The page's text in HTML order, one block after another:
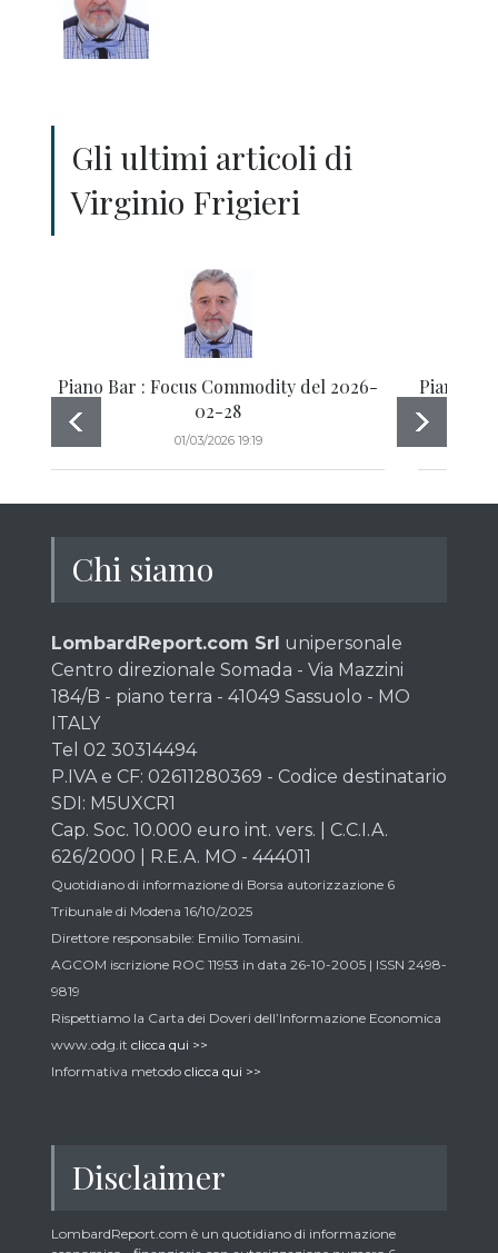
Gli ultimi articoli di
Virginio Frigieri
Piano Bar : Focus Commodity del 2026-
02-28
01/03/2026 19:19
Piano
Chi siamo
LombardReport.com Srl unipersonale
Centro direzionale Somada - Via Mazzini
184/B - piano terra - 41049 Sassuolo - MO
ITALY
Tel 02 30314494
P.IVA e CF: 02611280369 - Codice destinatario
SDI: M5UXCR1
Cap. Soc. 10.000 euro int. vers. | C.C.I.A.
626/2000 | R.E.A. MO - 444011
Quotidiano di informazione di Borsa autorizzazione 6
Tribunale di Modena 16/10/2025
Direttore responsabile: Emilio Tomasini.
AGCOM iscrizione ROC 11953 in data 26-10-2005 | ISSN 2498-
9819
Rispettiamo la Carta dei Doveri dell’Informazione Economica
www.odg.it clicca qui >>
Informativa metodo clicca qui >>
Disclaimer
LombardReport.com è un quotidiano di informazione